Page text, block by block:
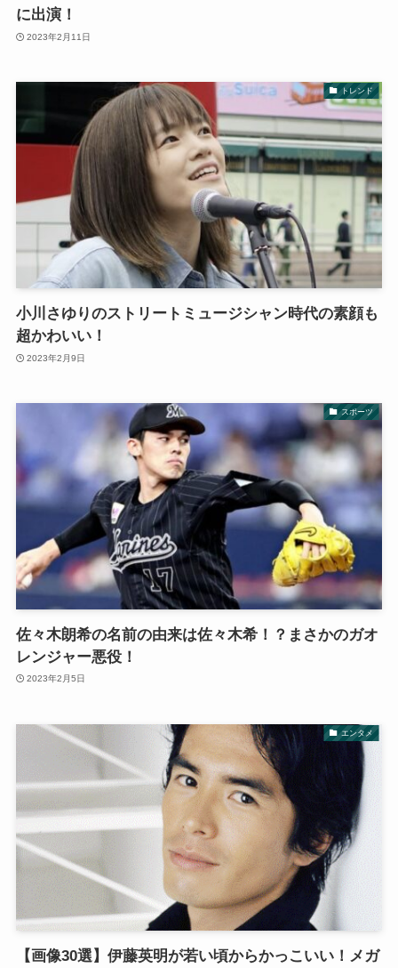
に出演！
2023年2月11日
トレンド
小川さゆりのストリートミュージシャン時代の素顔も
超かわいい！
2023年2月9日
スポーツ
佐々木朗希の名前の由来は佐々木希！？まさかのガオ
レンジャー悪役！
2023年2月5日
エンタメ
【画像30選】伊藤英明が若い頃からかっこいい！メガ